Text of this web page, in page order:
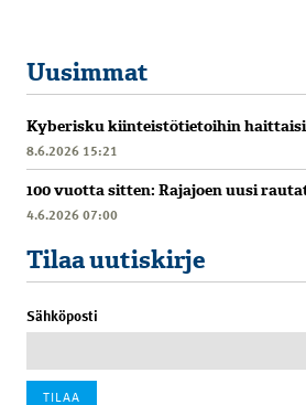
Uusimmat
Kyberisku kiinteistötietoihin
8.6.2026 15:21
100 vuotta sitten: Rajajoen uusi
4.6.2026 07:00
Tilaa uutiskirje
Sähköposti